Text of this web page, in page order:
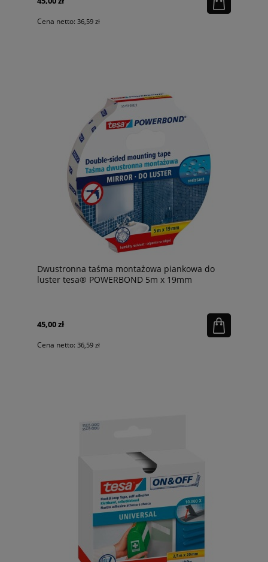
Cena netto: 36,59 zł
Dwustronna taśma montażowa piankowa do
luster tesa® POWERBOND 5m x 19mm
45,00 zł
Cena netto: 36,59 zł